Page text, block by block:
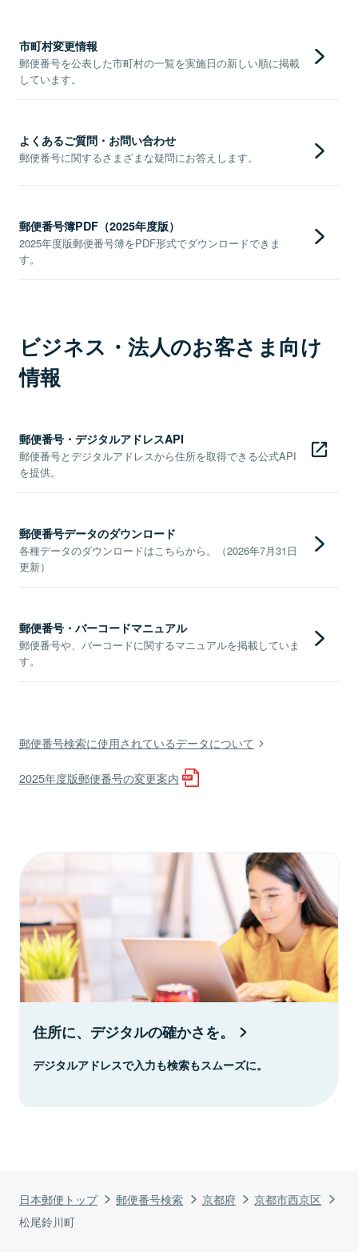
日本郵便トップ 郵便番号検索 京都府
京都市西京区
松尾鈴川町
市町村変更情報
郵便番号を公表した市町村の一覧を実施日の新しい順に掲載
しています。
よくあるご質問・お問い合わせ
郵便番号に関するさまざまな疑問にお答えします。
郵便番号簿PDF（2025年度版）
2025年度版郵便番号簿をPDF形式でダウンロードできま
す。
ビジネス・法人のお客さま向け
情報
郵便番号・デジタルアドレスAPI
郵便番号とデジタルアドレスから住所を取得できる公式API
を提供。
郵便番号データのダウンロード
各種データのダウンロードはこちらから。（2026年7月31日
更新）
郵便番号・バーコードマニュアル
郵便番号や、バーコードに関するマニュアルを掲載していま
す。
郵便番号検索に使用されているデータについて
2025年度版郵便番号の変更案内
住所に、デジタルの確かさを。
デジタルアドレスで入力も検索もスムーズに。